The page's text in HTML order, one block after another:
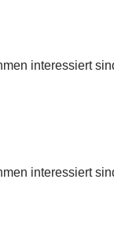
interessiert
interessiert